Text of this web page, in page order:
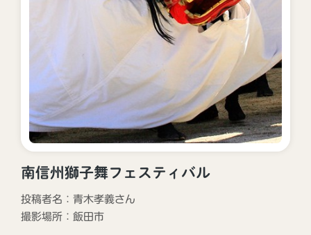
南信州獅子舞フェスティバル
投稿者名：青木孝義さん
撮影場所： 飯田市